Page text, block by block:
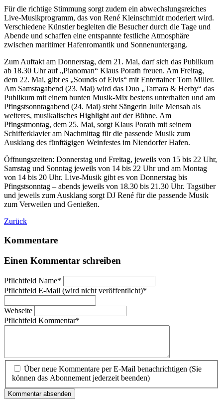
Für die richtige Stimmung sorgt zudem ein abwechslungsreiches
Live-Musikprogramm, das von René Kleinschmidt moderiert wird.
Verschiedene Künstler begleiten die Besucher durch die Tage und
Abende und schaffen eine entspannte festliche Atmosphäre
zwischen maritimer Hafenromantik und Sonnenuntergang.
Zum Auftakt am Donnerstag, dem 21. Mai, darf sich das Publikum
ab 18.30 Uhr auf „Pianoman“ Klaus Porath freuen. Am Freitag,
dem 22. Mai, gibt es „Sounds of Elvis“ mit Entertainer Tom Miller.
Am Samstagabend (23. Mai) wird das Duo „Tamara & Herby“ das
Publikum mit einem bunten Musik-Mix bestens unterhalten und am
Pfingstsonntagabend (24. Mai) steht Sängerin Julie Mensah als
weiteres, musikalisches Highlight auf der Bühne. Am
Pfingstmontag, dem 25. Mai, sorgt Klaus Porath mit seinem
Schifferklavier am Nachmittag für die passende Musik zum
Ausklang des fünftägigen Weinfestes im Niendorfer Hafen.
Öffnungszeiten: Donnerstag und Freitag, jeweils von 15 bis 22 Uhr,
Samstag und Sonntag jeweils von 14 bis 22 Uhr und am Montag
von 14 bis 20 Uhr. Live-Musik gibt es von Donnerstag bis
Pfingstsonntag – abends jeweils von 18.30 bis 21.30 Uhr. Tagsüber
und jeweils zum Ausklang sorgt DJ René für die passende Musik
zum Verweilen und Genießen.
Zurück
Kommentare
Einen Kommentar schreiben
Pflichtfeld Name*
Pflichtfeld E-Mail (wird nicht veröffentlicht)*
Webseite
Pflichtfeld Kommentar*
Über neue Kommentare per E-Mail benachrichtigen (Sie
können das Abonnement jederzeit beenden)
Kommentar absenden